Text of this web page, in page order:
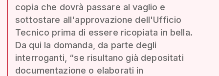
copia che dovrà passare al vaglio e
sottostare all'approvazione dell'Ufficio
Tecnico prima di essere ricopiata in bella.
Da qui la domanda, da parte degli
interroganti, “se risultano già depositati
documentazione o elaborati in